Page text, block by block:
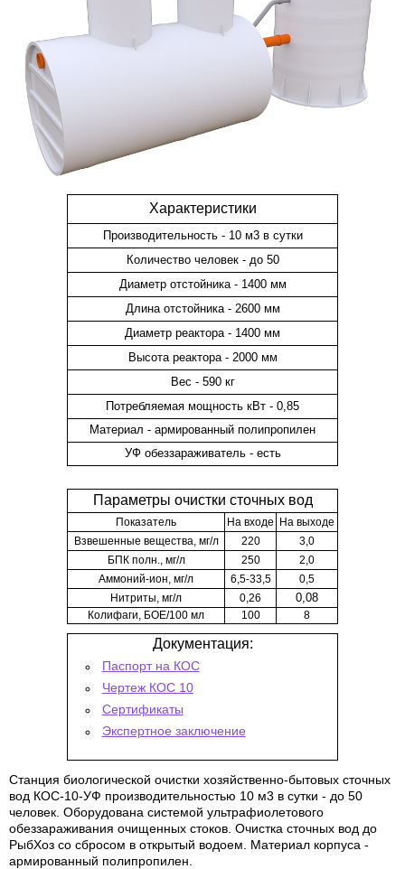
Характеристики
Производительность - 10 м3 в сутки
Количество человек - до 50
Диаметр отстойника - 1400 мм
Длина отстойника - 2600 мм
Диаметр реактора - 1400 мм
Высота реактора - 2000 мм
Вес - 590 кг
Потребляемая мощность кВт - 0,85
Материал - армированный полипропилен
УФ обеззараживатель - есть
Параметры очистки сточных вод
Показатель На входе На выходе
Взвешенные вещества, мг/л
220
3,0
БПК полн., мг/л
250
2,0
Аммоний-ион, мг/л
6,5-33,5
0,5
Нитриты, мг/л
0,26
0,08
Колифаги, БОЕ/100 мл
100 8
Документация:
Паспорт на КОС
Чертеж КОС 10
Сертификаты
Экспертное заключение
Станция биологической очистки хозяйственно-бытовых сточных
вод КОС-10-УФ производительностью 10 м3 в сутки - до 50
человек. Оборудована системой ультрафиолетового
обеззараживания очищенных стоков. Очистка сточных вод до
РыбХоз со сбросом в открытый водоем. Материал корпуса -
армированный полипропилен.